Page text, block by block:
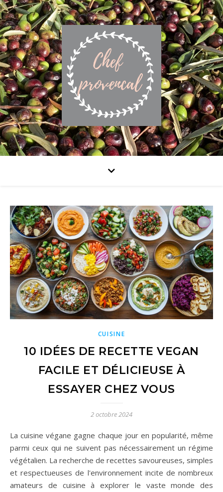
CUISINE
10 IDÉES DE RECETTE VEGAN
FACILE ET DÉLICIEUSE À
ESSAYER CHEZ VOUS
2 octobre 2024
La cuisine végane gagne chaque jour en popularité, même
parmi ceux qui ne suivent pas nécessairement un régime
végétalien. La recherche de recettes savoureuses, simples
et respectueuses de l'environnement incite de nombreux
amateurs de cuisine à explorer le vaste monde des